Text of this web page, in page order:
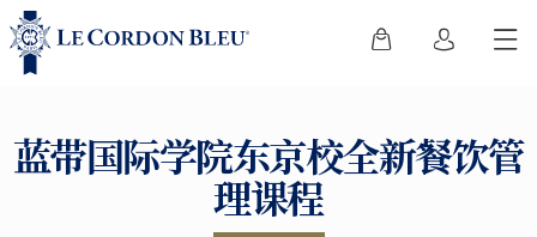
蓝带国际学院东京校全新餐饮管
理课程